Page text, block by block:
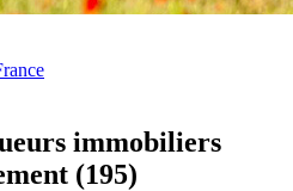
immobiliers
(195)